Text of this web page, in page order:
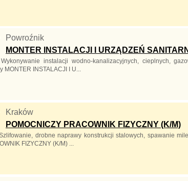
Powroźnik
MONTER INSTALACJI I URZĄDZEŃ
instalacji wodno-kanalizacyjnych, cieplnych,
MONTER INSTALACJI I U...
Kraków
POMOCNICZY PRACOWNIK FIZYCZNY (K/M)
drobne naprawy konstrukcji stalowych, spawanie
FIZYCZNY (K/M) ...